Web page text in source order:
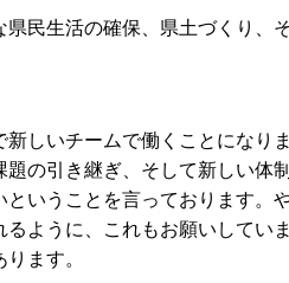
民生活の確保、県土づくり、
しいチームで働くことになり
の引き継ぎ、そして新しい体
いうことを言っております。
ように、これもお願いしてい
ます。